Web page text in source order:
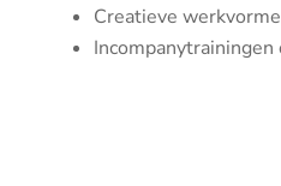
Creatieve